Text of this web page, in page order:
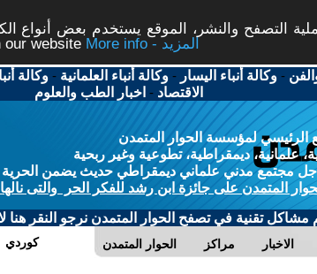
التصفح والنشر، الموقع يستخدم بعض أنواع
our website
More info - المزيد
-وكالة أنباء اليسار -وكالة أنباء العلمانية -وكالة
الاقتصاد - اخبار الطب والعلوم
الرئيسي لمؤسسة الحوار المتمدن
علمانية، ديمقراطية، تطوعية وغير ربحية
مجتمع مدني علماني ديمقراطي حديث يضمن الحرية
المتمدن على جائزة ابن رشد للفكر الحر والتى
مشاكل تقنية في تصفح الحوار المتمدن نرجو النقر هنا
الحوار المتمدن مراكز الاخبار كوردي